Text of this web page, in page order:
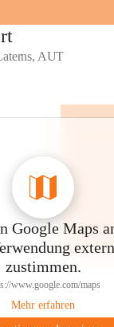
AUT
Google Maps
zustimmen.
www.google.com/maps
Mehr erfahren